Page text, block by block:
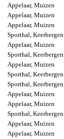
Appelaar, Muizen
Appelaar, Muizen
Appelaar, Muizen
Sporthal, Keerbergen
Appelaar, Muizen
Sporthal, Keerbergen
Appelaar, Muizen
Sporthal, Keerbergen
Sporthal, Keerbergen
Appelaar, Muizen
Appelaar, Muizen
Sporthal, Keerbergen
Appelaar, Muizen
Appelaar, Muizen